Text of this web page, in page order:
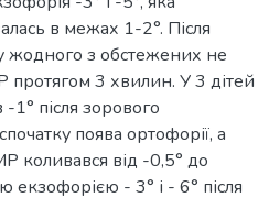
в межах 1-2°. Після
жодного з обстежених не
протягом 3 хвилин. У 3 дітей
після зорового
поява ортофорії, а
коливався від -0,5° до
екзофорією - 3° і - 6° після